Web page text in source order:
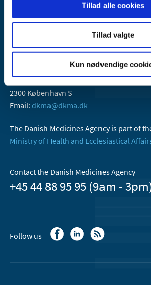
Tillad alle cookies
Tillad valgte
Kun nødvendige
Danish Medicines Agency
Axel Heides Gade 1
2300 København S
Email: dkma@dkma.dk
The Danish Medicines Agency is part of
Ministry of Health and Ecclesiastical
Contact the Danish Medicines Agency
+45 44 88 95 95 (9am -
Follow us